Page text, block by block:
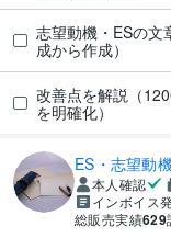
志望動機・ESの文
成から作成）
改善点を解説（
を明確化）
ES・志望動
本人確認
インボイス
総販売実績629